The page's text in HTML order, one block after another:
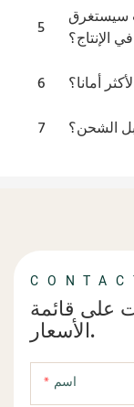
5
سيستغرق
في الإنتاج؟
6
أمانا؟
7
الشحن؟
على قائمة
الأسعار.
اسم